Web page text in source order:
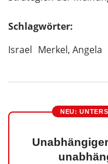
Schlagwörter:
Israel Merkel, Angela
NEU: